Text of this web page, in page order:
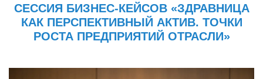
СЕССИЯ БИЗНЕС-КЕЙСОВ «ЗДРАВНИЦА
КАК ПЕРСПЕКТИВНЫЙ АКТИВ. ТОЧКИ
РОСТА ПРЕДПРИЯТИЙ ОТРАСЛИ»